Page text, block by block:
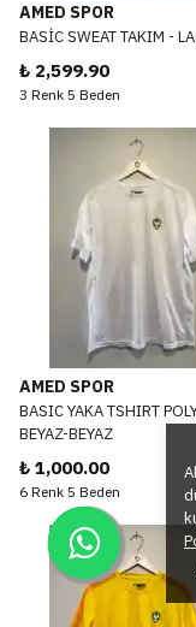
AMED SPOR
BASİC SWEAT TAKIM -
₺ 2,599.90
3 Renk 5 Beden
AMED SPOR
BASIC YAKA TSHIRT
BEYAZ-BEYAZ
₺ 1,000.00
6 Renk 5 Beden